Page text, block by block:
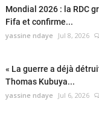
Mondial 2026 : la RDC
Fifa et confirme...
yassine ndaye Jul 8, 2026
« La guerre a déjà
Thomas Kubuya...
yassine ndaye Jul 6, 2026